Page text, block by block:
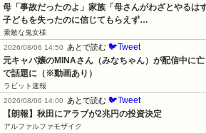
母「事故だったのよ」家族「母さんがわざとやる
子どもを失ったのに信じてもらえず…
素敵な鬼女様
2026/08/06 14:50
あとで読む 🐦Tweet
元キャバ嬢のMINAさん（みなちゃん）が配信中に
で話題に（※動画あり）
ラビット速報
2026/08/06 14:00
あとで読む 🐦Tweet
【朗報】秋田にアラブが2兆円の投資決定
アルファルファモザイク